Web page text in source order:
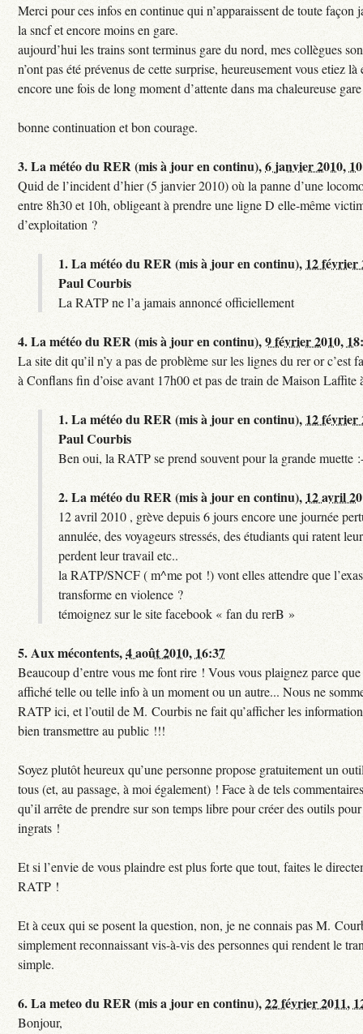
Merci pour ces infos en continue qui n’apparaissent de toute façon
la sncf et encore moins en gare.
aujourd’hui les trains sont terminus gare du nord, mes collègues
n’ont pas été prévenus de cette surprise, heureusement vous etiez là
encore une fois de long moment d’attente dans ma chaleureuse
bonne continuation et bon courage.
3.La météo du RER (mis à jour en continu),6 janvier 2010,
Quid de l’incident d’hier (5 janvier 2010) où la panne d’une
entre 8h30 et 10h, obligeant à prendre une ligne D elle-même
d’exploitation ?
1.La météo du RER (mis à jour en continu), 12 février
Paul Courbis
La RATP ne l’a jamais annoncé officiellement
4.La météo du RER (mis à jour en continu),9 février 2010,
La site dit qu’il n’y a pas de problème sur les lignes du rer or c’est
à Conflans fin d’oise avant 17h00 et pas de train de Maison Laffite
1.La météo du RER (mis à jour en continu), 12 février
Paul Courbis
Ben oui, la RATP se prend souvent pour la grande muette
2.La météo du RER (mis à jour en continu), 12 avril
12 avril 2010 , grève depuis 6 jours encore une journée
annulée, des voyageurs stressés, des étudiants qui ratent
perdent leur travail etc..
la RATP/SNCF ( m^me pot !) vont elles attendre que
transforme en violence ?
témoignez sur le site facebook « fan du rerB »
5.Aux mécontents,4 août 2010, 16:37
Beaucoup d’entre vous me font rire ! Vous vous plaignez parce que
affiché telle ou telle info à un moment ou un autre... Nous ne
RATP ici, et l’outil de M. Courbis ne fait qu’afficher les
bien transmettre au public !!!
Soyez plutôt heureux qu’une personne propose gratuitement un
tous (et, au passage, à moi également) ! Face à de tels
qu’il arrête de prendre sur son temps libre pour créer des outils
ingrats !
Et si l’envie de vous plaindre est plus forte que tout, faites le
RATP !
Et à ceux qui se posent la question, non, je ne connais pas M.
simplement reconnaissant vis-à-vis des personnes qui rendent le
simple.
6.La meteo du RER (mis a jour en continu),22 février 2011,
Bonjour,